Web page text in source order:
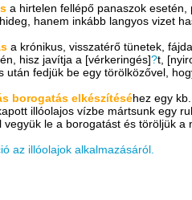
a hirtelen fellépő panaszok esetén,
hanem inkább langyos vizet
a krónikus, visszatérő tünetek,
hisz javítja a [vérkeringés]?t,
után fedjük be egy törölközővel,
borogatás elkészítéséhez egy
illóolajos vízbe mártsunk egy
vegyük le a borogatást és töröljük a
az illóolajok alkalmazásáról.